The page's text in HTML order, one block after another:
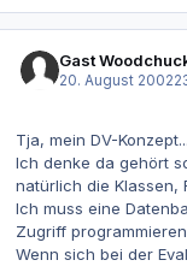
Gast
20. August 2002
Tja, mein DV-Konzept...
Ich denke da gehört
natürlich die Klassen,
Ich muss eine
Zugriff
Wenn sich bei der